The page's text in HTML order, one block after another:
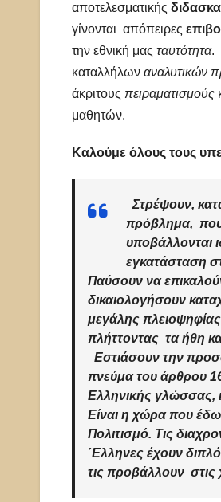
αποτελεσματικής
γίνονται απόπειρες
την εθνική μας ταυτότητα.
καταλλήλων αναλυτικών
άκριτους πειραματισμούς
μαθητών.
Καλούμε όλους τους
Στρέψουν,
πρόβλημα,
υποβάλλονται
εγκατάσταση
Παύσουν να
δικαιολογήσουν
μεγάλης
πλήττοντας ταήθη
Εστιάσουν την
πνεύμα του άρθρου
Ελληνικής γλώσσας,
Είναι η χώρα που
Πολιτισμό. Τις
΄Ελληνες έχουν
τις προβάλλουν